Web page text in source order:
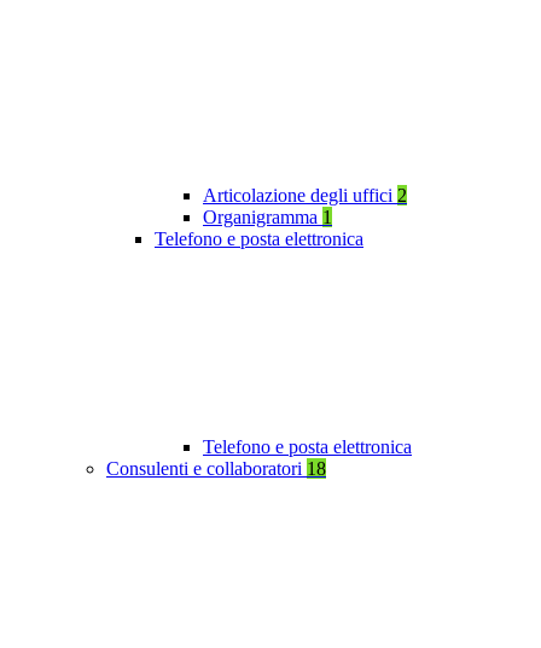
Articolazione degli uffici 2
Organigramma 1
Telefono e posta elettronica
Telefono e posta elettronica
Consulenti e collaboratori 18